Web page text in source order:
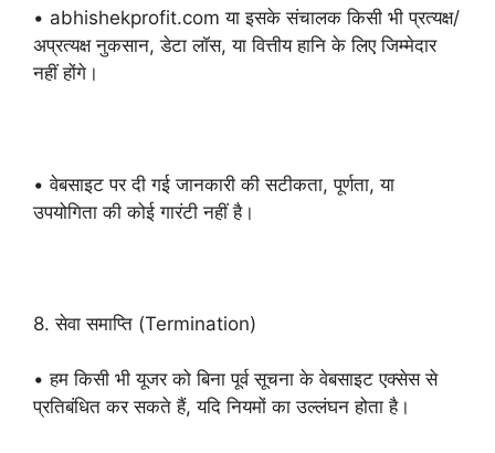
• abhishekprofit.com या इसके संचालक किसी भी प्रत्यक्ष/
अप्रत्यक्ष नुकसान, डेटा लॉस, या वित्तीय हानि के लिए जिम्मेदार
नहीं होंगे।
• वेबसाइट पर दी गई जानकारी की सटीकता, पूर्णता, या
उपयोगिता की कोई गारंटी नहीं है।
8. सेवा समाप्ति (Termination)
• हम किसी भी यूजर को बिना पूर्व सूचना के वेबसाइट एक्सेस से
प्रतिबंधित कर सकते हैं, यदि नियमों का उल्लंघन होता है।